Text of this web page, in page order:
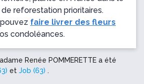
reforestation prioritaires.
faire livrer des fleurs
condoléances.
Renée POMMERETTE a été
et Job (63) .